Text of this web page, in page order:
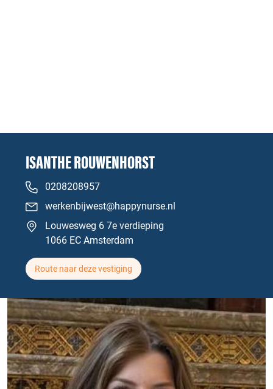
ISANTHE ROUWENHORST
0208208957
werkenbijwest@happynurse.nl
Louwesweg 6 7e verdieping
1066 EC Amsterdam
Route naar deze vestiging